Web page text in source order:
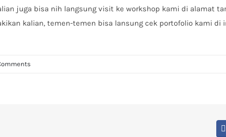
juga bisa nih langsung visit ke workshop kami di alamat
kalian, temen-temen bisa lansung cek portofolio kami di